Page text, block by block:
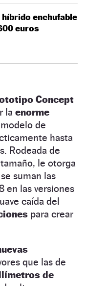
híbrido enchufable
euros
Concept
la enorme
de
hasta
Rodeada de
le otorga
suman las
en las versiones
caída del
para crear
que las de
de